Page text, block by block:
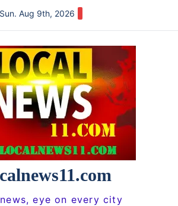
Sun. Aug 9th, 2026
eye on every city